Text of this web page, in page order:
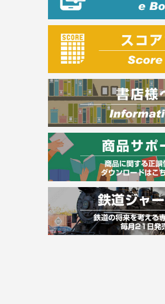
FP
衛生管理・運行管理
建築・土木
電気・危険物
調理師
スキル・キャリアアップ
危険物取扱者
消防設備士
登録販売者
その他資格試験